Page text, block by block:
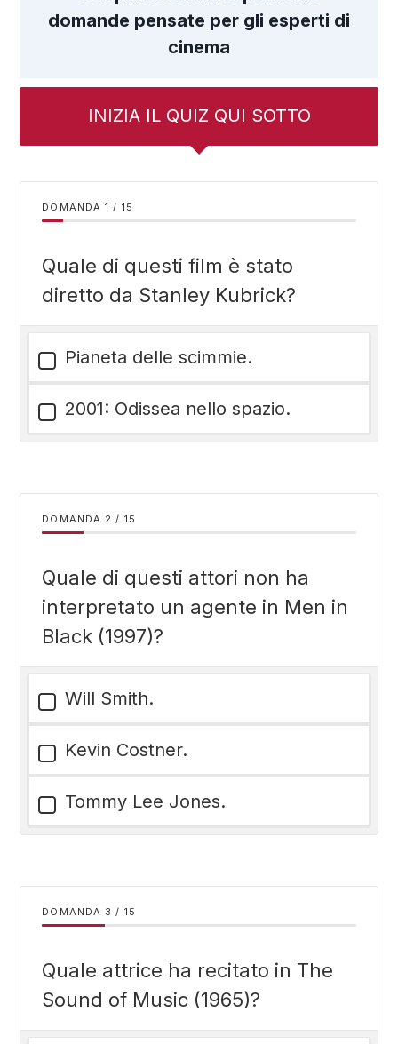
domande pensate per gli esperti di
cinema
INIZIA IL QUIZ QUI SOTTO
DOMANDA / 15
Quale di questi film è stato
diretto da Stanley Kubrick?
Pianeta delle scimmie.
2001: Odissea nello spazio.
DOMANDA / 15
Quale di questi attori non ha
interpretato un agente in Men in
Black (1997)?
Will Smith.
Kevin Costner.
Tommy Lee Jones.
DOMANDA / 15
Quale attrice ha recitato in The
Sound of Music (1965)?